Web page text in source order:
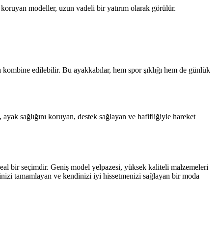
modeller, uzun vadeli bir yatırım olarak görülür.
edilebilir. Bu ayakkabılar, hem spor şıklığı hem de günlük
sağlığını koruyan, destek sağlayan ve hafifliğiyle hareket
bir seçimdir. Geniş model yelpazesi, yüksek kaliteli malzemeleri
tamamlayan ve kendinizi iyi hissetmenizi sağlayan bir moda